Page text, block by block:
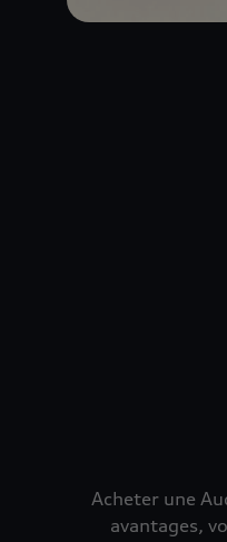
Acheter une
avantages,